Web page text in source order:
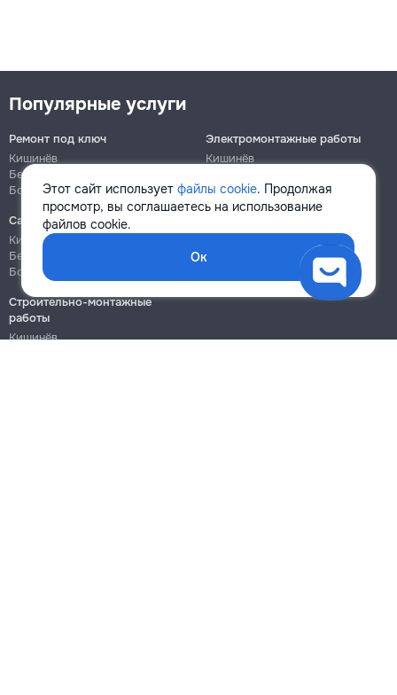
Этот сайт использует файлы cookie. Продолжая
просмотр, вы соглашаетесь на использование
файлов cookie.
Ок
Популярные услуги
Ремонт под ключ
Кишинёв
Бельцы
Ботаника
Электромонтажные работы
Кишинёв
Ботаника
Сантехнические работы
Кишинёв
Бельцы
Ботаника
Бельцы
Строительно-монтажные
работы
Кишинёв